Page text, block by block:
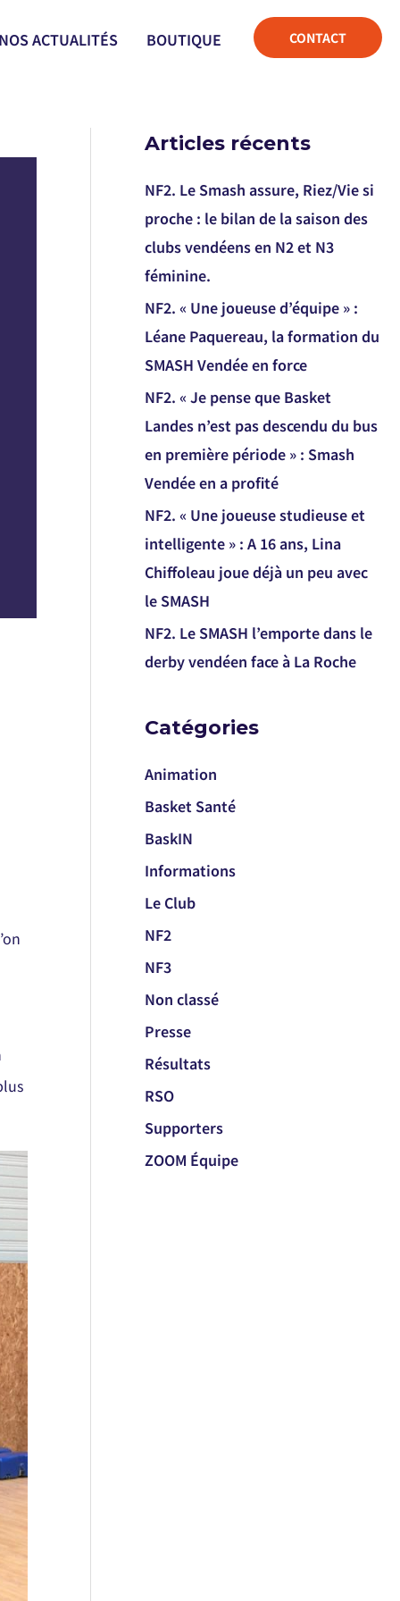
ACTUALITÉS BOUTIQUE CONTACT
Articles récents
NF2. Le Smash assure, Riez/Vie si
proche : le bilan de la saison des
clubs vendéens en N2 et N3
féminine.
NF2. « Une joueuse d’équipe » :
Léane Paquereau, la formation du
SMASH Vendée en force
NF2. « Je pense que Basket
Landes n’est pas descendu du bus
en première période » : Smash
Vendée en a profité
NF2. « Une joueuse studieuse et
intelligente » : A 16 ans, Lina
Chiffoleau joue déjà un peu avec
le SMASH
NF2. Le SMASH l’emporte dans le
derby vendéen face à La Roche
Catégories
Animation
Basket Santé
BaskIN
Informations
Le Club
NF2
NF3
Non classé
Presse
Résultats
RSO
Supporters
ZOOM Équipe